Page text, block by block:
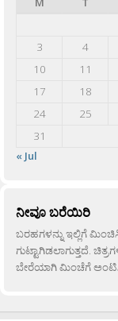
3
4
10
11
17
18
24
25
31
« Jul
ನೀವೂ ಬರೆಯಿರಿ
ಬರಹಗಳನ್ನು ಇಲ್ಲಿಗೆ
ಗುಟ್ಟಾಗಿಡಲಾಗುತ್ತದೆ.
ಬೇರೆಯಾಗಿ ಮಿಂಚೆಗೆ